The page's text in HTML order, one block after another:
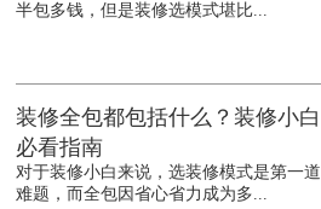
半包多钱，但是装修选模式堪比...
装修全包都包括什么？装修小白
必看指南
对于装修小白来说，选装修模式是第一道
难题，而全包因省心省力成为多...